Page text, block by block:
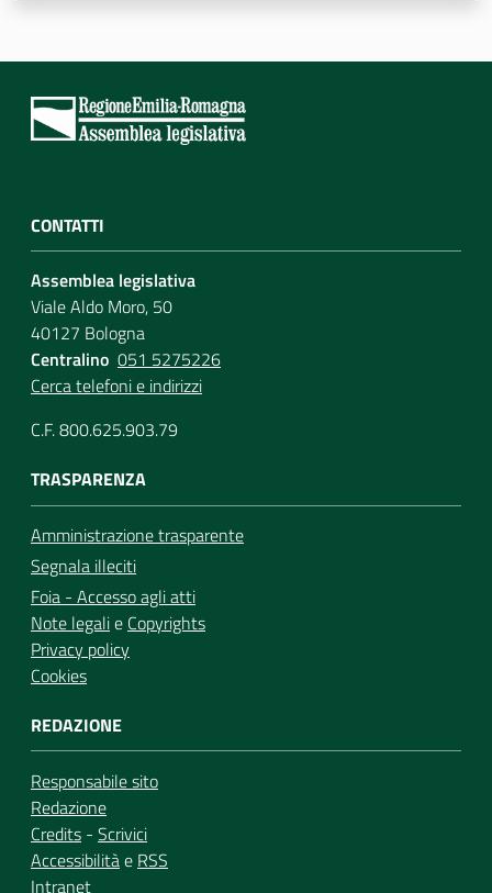
CONTATTI
Assemblea legislativa
Viale Aldo Moro, 50
40127 Bologna
Centralino 051 5275226
Cerca telefoni e indirizzi
C.F. 800.625.903.79
TRASPARENZA
Amministrazione trasparente
Segnala illeciti
Foia - Accesso agli atti
Note legalie Copyrights
Privacy policy
Cookies
REDAZIONE
Responsabile sito
Redazione
Credits - Scrivici
Accessibilitàe RSS
Intranet